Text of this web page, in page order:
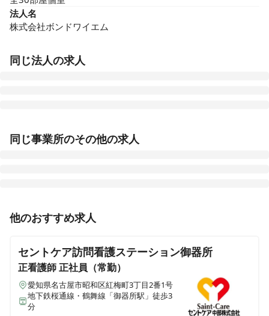
法人名
株式会社ボンドワイエム
同じ法人の求人
愛知県名古屋市守山区瀬古東1-535-7
アシステッドナーシング よい館 幸田
アシステッドナーシングよい館 津島唐臼
愛知県津島市唐臼町囲外87番7
アシステッドナーシング よい館四日市北
同じ事業所のその他の求人
准看護師 正社員（常勤）
【岡崎市男川駅より徒歩5分】准看護師｜年間休日119
お仕事！
他のおすすめ求人
セントケア訪問看護ステーション御器所
正看護師正社員（常勤）
愛知県名古屋市昭和区紅梅町3丁目2番1号
地下鉄桜通線・鶴舞線「御器所駅」徒歩3
分